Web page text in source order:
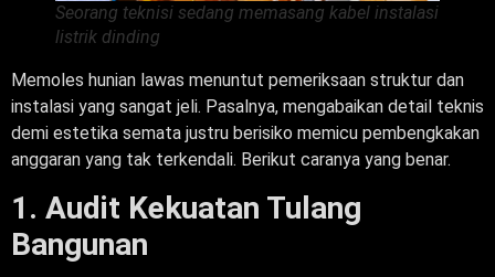
Seorang teknisi sedang memasang kabel instalasi
listrik dinding
Memoles hunian lawas menuntut pemeriksaan struktur dan
instalasi yang sangat jeli. Pasalnya, mengabaikan detail teknis
demi estetika semata justru berisiko memicu pembengkakan
anggaran yang tak terkendali. Berikut caranya yang benar.
1. Audit Kekuatan Tulang
Bangunan